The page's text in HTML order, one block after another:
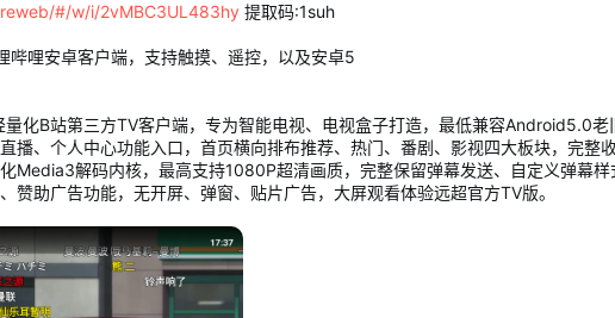
#/w/i/2vMBC3UL483hy 提取码:1suh
哩安卓客户端，支持触摸、遥控，以及安卓5
化B站第三方TV客户端，专为智能电视、电视盒子打造，最低兼容Android5.0
播、个人中心功能入口，首页横向排布推荐、热门、番剧、影视四大板块，完
Media3解码内核，最高支持1080P超清画质，完整保留弹幕发送、自定义弹幕
赞助广告功能，无开屏、弹窗、贴片广告，大屏观看体验远超官方TV版。